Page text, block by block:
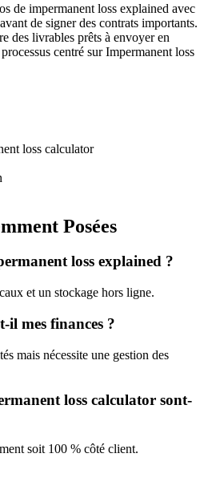
de impermanent loss explained avec
de signer des contrats importants.
des livrables prêts à envoyer en
centré sur Impermanent loss
loss calculator
Posées
loss explained ?
et un stockage hors ligne.
il mes finances ?
mais nécessite une gestion des
loss calculator sont-
soit 100 % côté client.